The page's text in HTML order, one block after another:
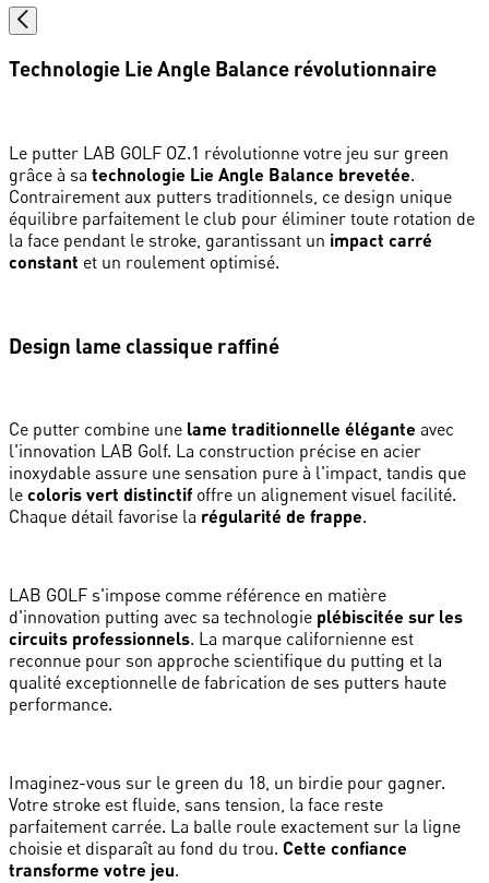
Technologie Lie Angle Balance révolutionnaire
Le putter LAB GOLF OZ.1 révolutionne votre jeu sur green
grâce à sa technologie Lie Angle Balance brevetée.
Contrairement aux putters traditionnels, ce design unique
équilibre parfaitement le club pour éliminer toute rotation de
la face pendant le stroke, garantissant un impact carré
constant et un roulement optimisé.
Design lame classique raffiné
Ce putter combine une lame traditionnelle élégante avec
l'innovation LAB Golf. La construction précise en acier
inoxydable assure une sensation pure à l'impact, tandis que
le coloris vert distinctif offre un alignement visuel facilité.
Chaque détail favorise la régularité de frappe.
LAB GOLF s'impose comme référence en matière
d'innovation putting avec sa technologie plébiscitée sur les
circuits professionnels. La marque californienne est
reconnue pour son approche scientifique du putting et la
qualité exceptionnelle de fabrication de ses putters haute
performance.
Imaginez-vous sur le green du 18, un birdie pour gagner.
Votre stroke est fluide, sans tension, la face reste
parfaitement carrée. La balle roule exactement sur la ligne
choisie et disparaît au fond du trou. Cette confiance
transforme votre jeu.